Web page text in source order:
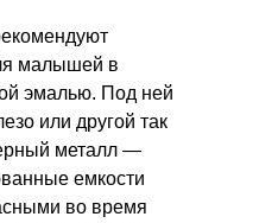
малышей в
эмалью. Под ней
или другой так
металл —
емкости
во время